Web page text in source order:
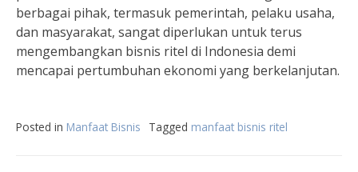
berbagai pihak, termasuk pemerintah, pelaku usaha,
dan masyarakat, sangat diperlukan untuk terus
mengembangkan bisnis ritel di Indonesia demi
mencapai pertumbuhan ekonomi yang berkelanjutan.
Posted in Manfaat Bisnis Tagged manfaat bisnis ritel